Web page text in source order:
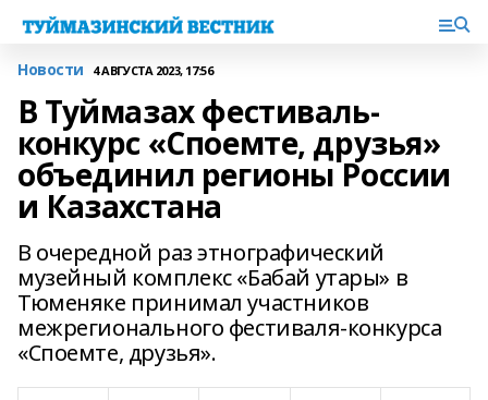
Новости 4 АВГУСТА 2023, 17:56
В Туймазах фестиваль-
конкурс «Споемте, друзья»
объединил регионы России
и Казахстана
В очередной раз этнографический
музейный комплекс «Бабай утары» в
Тюменяке принимал участников
межрегионального фестиваля-конкурса
«Споемте, друзья».